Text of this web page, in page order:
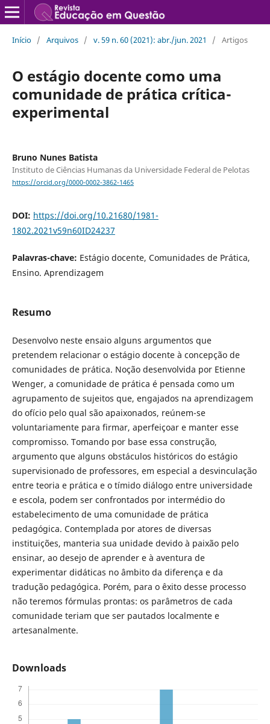
Início / Arquivos / v. 59 n. 60 (2021): abr./jun. 2021 / Artigos
O estágio docente como uma
comunidade de prática crítica-
experimental
Bruno Nunes Batista
Instituto de Ciências Humanas da Universidade Federal de Pelotas
https://orcid.org/0000-0002-3862-1465
DOI: https://doi.org/10.21680/1981-
1802.2021v59n60ID24237
Palavras-chave: Estágio docente, Comunidades de Prática,
Ensino. Aprendizagem
Resumo
Desenvolvo neste ensaio alguns argumentos que
pretendem relacionar o estágio docente à concepção de
comunidades de prática. Noção desenvolvida por Etienne
Wenger, a comunidade de prática é pensada como um
agrupamento de sujeitos que, engajados na aprendizagem
do ofício pelo qual são apaixonados, reúnem-se
voluntariamente para firmar, aperfeiçoar e manter esse
compromisso. Tomando por base essa construção,
argumento que alguns obstáculos históricos do estágio
supervisionado de professores, em especial a desvinculação
entre teoria e prática e o tímido diálogo entre universidade
e escola, podem ser confrontados por intermédio do
estabelecimento de uma comunidade de prática
pedagógica. Contemplada por atores de diversas
instituições, manteria sua unidade devido à paixão pelo
ensinar, ao desejo de aprender e à aventura de
experimentar didáticas no âmbito da diferença e da
tradução pedagógica. Porém, para o êxito desse processo
não teremos fórmulas prontas: os parâmetros de cada
comunidade teriam que ser pautados localmente e
artesanalmente.
Downloads